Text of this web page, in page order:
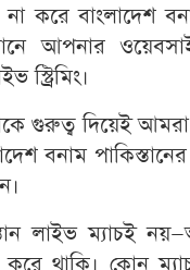
করে বাংলাদেশ
আপনার
স্ট্রিমিং।
গুরুত্ব দিয়েই
বনাম
লাইভ ম্যাচই